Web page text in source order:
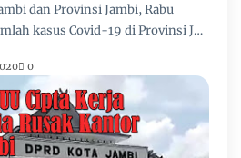
dan Provinsi Jambi, Rabu
kasus Covid-19 di Provinsi J…
0